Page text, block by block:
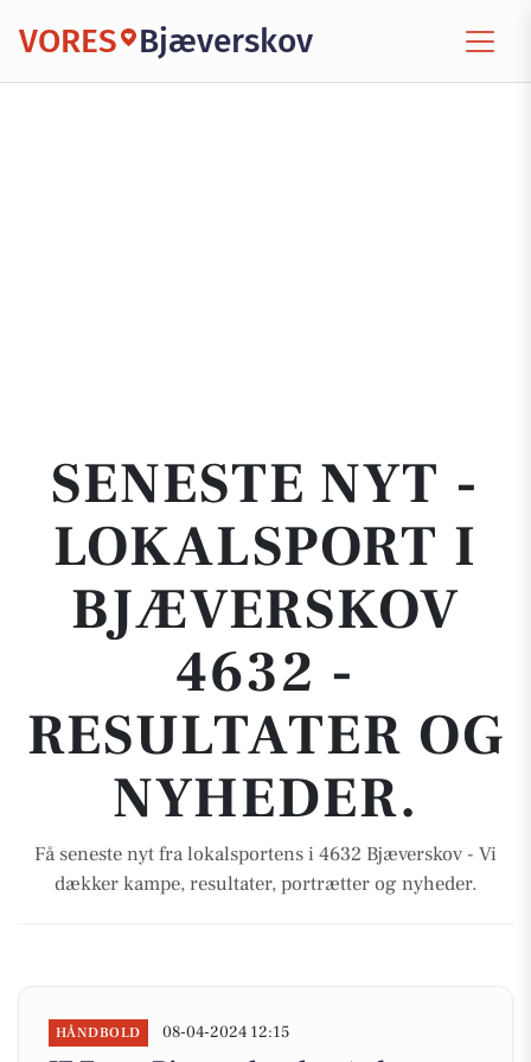
VORES Bjæverskov
SENESTE NYT -
LOKALSPORT I
BJÆVERSKOV
4632 -
RESULTATER OG
NYHEDER.
Få seneste nyt fra lokalsportens i 4632 Bjæverskov - Vi
dækker kampe, resultater, portrætter og nyheder.
HÅNDBOLD 08-04-2024 12:15